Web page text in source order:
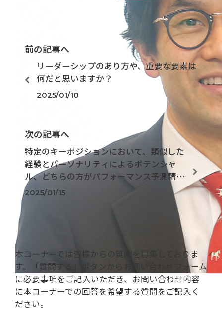
前の記事へ
リーダーシップのあり方や、重要な要素は
何だと思いますか？
2025/01/10
次の記事へ
特定のキーポジションにおいて、類似した
経験とパーソナリティによるポテンシャ
ル、どちらの方がパフォーマンス予測精度
としては高いでしょうか？
2025/01/15
本コーナーでは皆様からの質問を募集しておりま
す。「質問する」ボタンからお問い合わせフォーム
に必要事項をご記入いただき、お問い合わせ内容
に本コーナーでの回答を希望する質問をご記入く
ださい。